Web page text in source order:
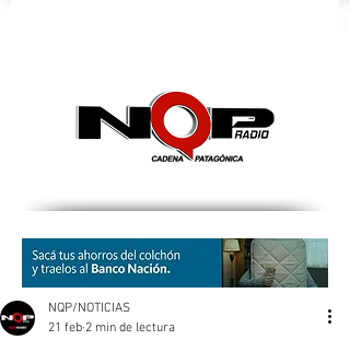
NQP/NOTICIAS
21 feb 2 min de lectura